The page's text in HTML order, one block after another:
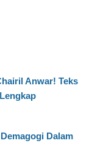
Anwar! Teks
Dalam